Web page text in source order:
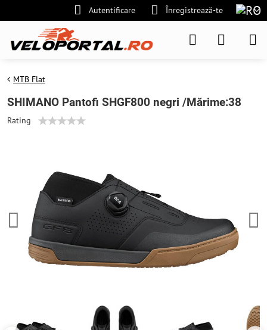
Autentificare Înregistrează-te
MTB Flat
SHIMANO Pantofi SHGF800 negri /Mărime:38
Rating